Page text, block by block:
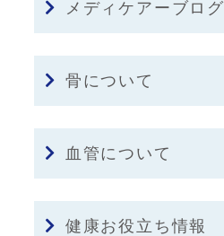
メディケアーブログ
骨について
血管について
健康お役立ち情報